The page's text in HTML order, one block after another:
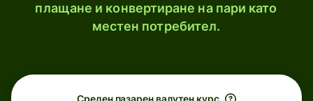
плащане и конвертиране на пари като
местен потребител.
Среден пазарен валутен курс